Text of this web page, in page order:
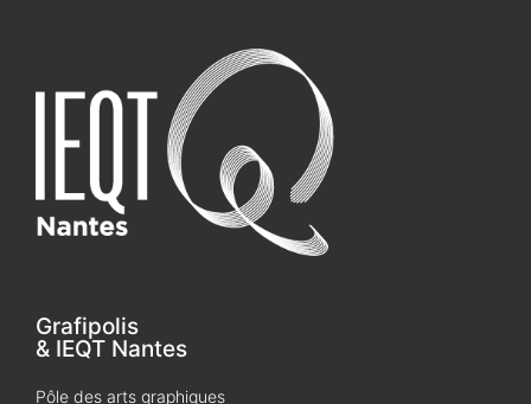
Grafipolis
& IEQT Nantes
Pôle des arts graphiques